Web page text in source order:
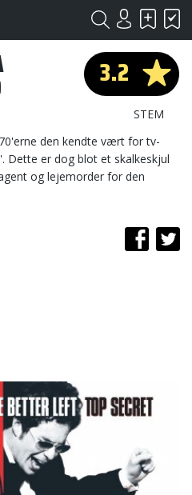
3.2
STEM
den kendte vært for tv-
Dette er dog blot et skalkeskjul
og lejemorder for den